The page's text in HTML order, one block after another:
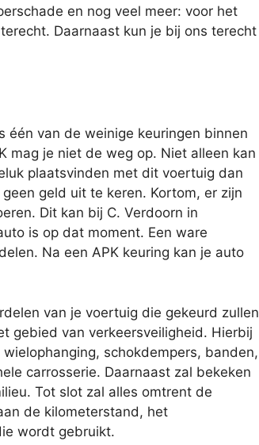
en nog veel meer: voor het
Daarnaast kun je bij ons terecht
één van de weinige keuringen binnen
mag je niet de weg op. Niet alleen kan
plaatsvinden met dit voertuig dan
geld uit te keren. Kortom, er zijn
Dit kan bij C. Verdoorn in
is op dat moment. Een ware
Na een APK keuring kan je auto
van je voertuig die gekeurd zullen
gebied van verkeersveiligheid. Hierbij
schokdempers, banden,
carrosserie. Daarnaast zal bekeken
Tot slot zal alles omtrent de
de kilometerstand, het
wordt gebruikt.